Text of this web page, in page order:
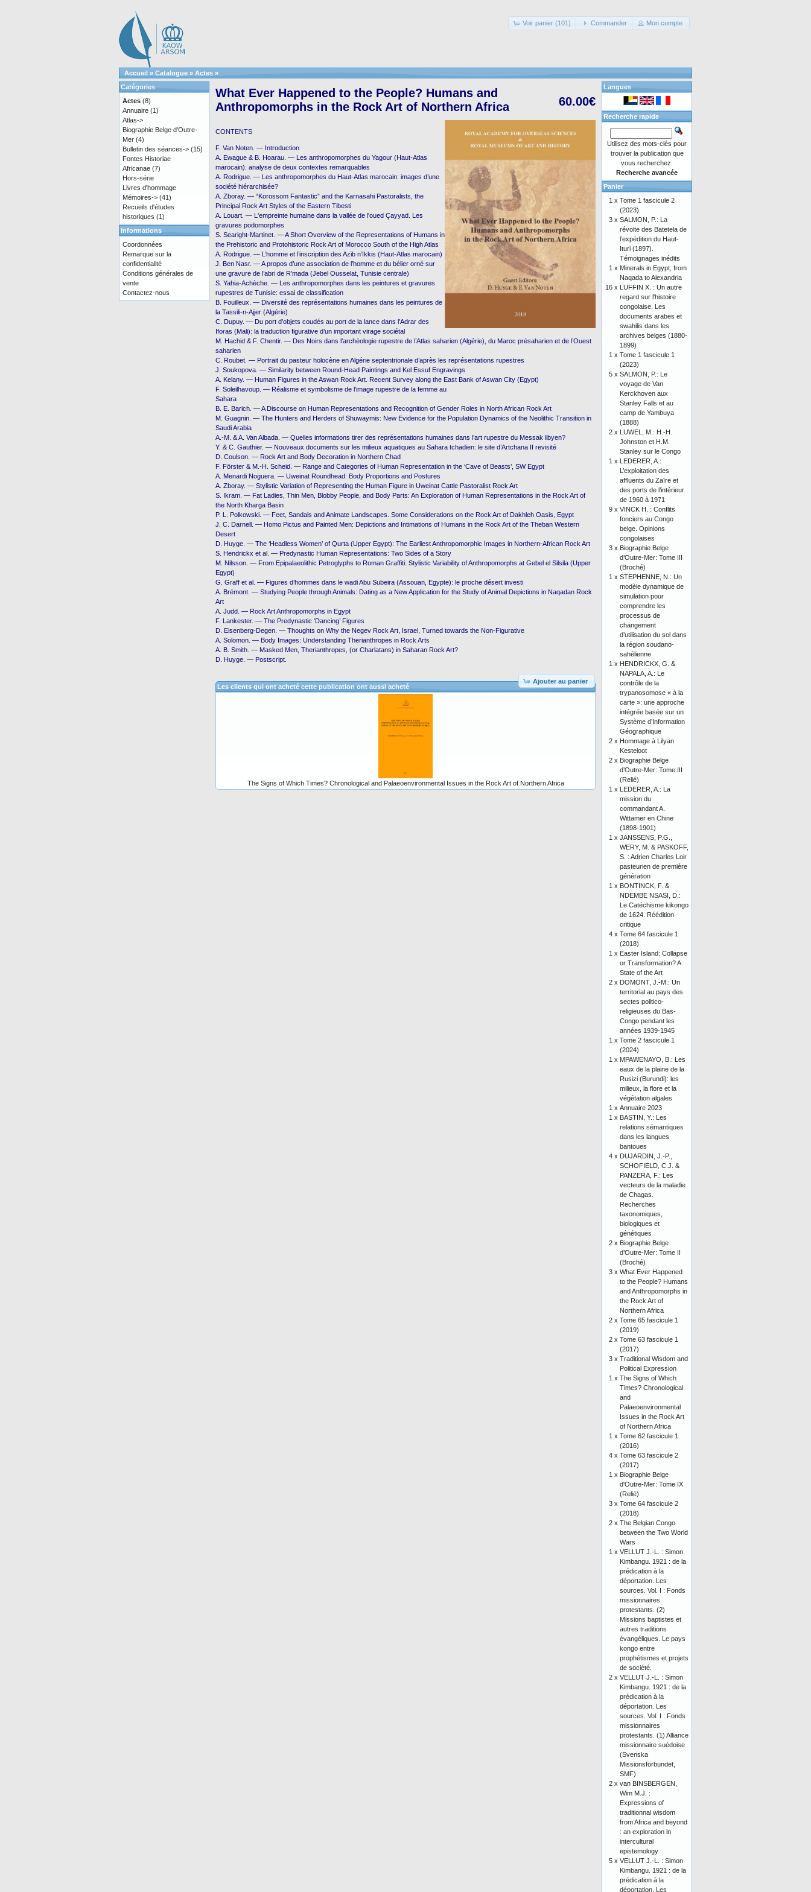
Voir panier (101) Commander Mon compte
Accueil » Catalogue » Actes »
60.00€
What Ever Happened to the People? Humans and
Anthropomorphs in the Rock Art of Northern Africa
CONTENTS
F. Van Noten. — Introduction
A. Ewague & B. Hoarau. — Les anthropomorphes du Yagour (Haut-Atlas
marocain): analyse de deux contextes remarquables
A. Rodrigue. — Les anthropomorphes du Haut-Atlas marocain: images d’une
société hiérarchisée?
A. Zboray. — “Korossom Fantastic” and the Karnasahi Pastoralists, the
Principal Rock Art Styles of the Eastern Tibesti
A. Louart. — L'empreinte humaine dans la vallée de l'oued Çayyad. Les
gravures podomorphes
S. Searight-Martinet. — A Short Overview of the Representations of Humans in
the Prehistoric and Protohistoric Rock Art of Morocco South of the High Atlas
A. Rodrigue. — L’homme et l’inscription des Azib n’Ikkis (Haut-Atlas marocain)
J. Ben Nasr. — A propos d’une association de l’homme et du bélier orné sur
une gravure de l’abri de R’mada (Jebel Ousselat, Tunisie centrale)
S. Yahia-Achèche. — Les anthropomorphes dans les peintures et gravures
rupestres de Tunisie: essai de classification
B. Fouilleux. — Diversité des représentations humaines dans les peintures de
la Tassili-n-Ajjer (Algérie)
C. Dupuy. — Du port d’objets coudés au port de la lance dans l’Adrar des
Iforas (Mali): la traduction figurative d’un important virage sociétal
M. Hachid & F. Chentir. — Des Noirs dans l’archéologie rupestre de l’Atlas saharien (Algérie), du Maroc présaharien et de l’Ouest
saharien
C. Roubet. — Portrait du pasteur holocène en Algérie septentrionale d’après les représentations rupestres
J. Soukopova. — Similarity between Round-Head Paintings and Kel Essuf Engravings
A. Kelany. — Human Figures in the Aswan Rock Art. Recent Survey along the East Bank of Aswan City (Egypt)
F. Soleilhavoup. — Réalisme et symbolisme de l’image rupestre de la femme au
Sahara
B. E. Barich. — A Discourse on Human Representations and Recognition of Gender Roles in North African Rock Art
M. Guagnin. — The Hunters and Herders of Shuwaymis: New Evidence for the Population Dynamics of the Neolithic Transition in
Saudi Arabia
A.-M. & A. Van Albada. — Quelles informations tirer des représentations humaines dans l’art rupestre du Messak libyen?
Y. & C. Gauthier. — Nouveaux documents sur les milieux aquatiques au Sahara tchadien: le site d’Artchana II revisité
D. Coulson. — Rock Art and Body Decoration in Northern Chad
F. Förster & M.-H. Scheid. — Range and Categories of Human Representation in the ‘Cave of Beasts’, SW Egypt
A. Menardi Noguera. — Uweinat Roundhead: Body Proportions and Postures
A. Zboray. — Stylistic Variation of Representing the Human Figure in Uweinat Cattle Pastoralist Rock Art
S. Ikram. — Fat Ladies, Thin Men, Blobby People, and Body Parts: An Exploration of Human Representations in the Rock Art of
the North Kharga Basin
P. L. Polkowski. — Feet, Sandals and Animate Landscapes. Some Considerations on the Rock Art of Dakhleh Oasis, Egypt
J. C. Darnell. — Homo Pictus and Painted Men: Depictions and Intimations of Humans in the Rock Art of the Theban Western
Desert
D. Huyge. — The ‘Headless Women’ of Qurta (Upper Egypt): The Earliest Anthropomorphic Images in Northern-African Rock Art
S. Hendrickx et al. — Predynastic Human Representations: Two Sides of a Story
M. Nilsson. — From Epipalaeolithic Petroglyphs to Roman Graffiti: Stylistic Variability of Anthropomorphs at Gebel el Silsila (Upper
Egypt)
G. Graff et al. — Figures d’hommes dans le wadi Abu Subeira (Assouan, Egypte): le proche désert investi
A. Brémont. — Studying People through Animals: Dating as a New Application for the Study of Animal Depictions in Naqadan Rock
Art
A. Judd. — Rock Art Anthropomorphs in Egypt
F. Lankester. — The Predynastic ‘Dancing’ Figures
D. Eisenberg-Degen. — Thoughts on Why the Negev Rock Art, Israel, Turned towards the Non-Figurative
A. Solomon. — Body Images: Understanding Therianthropes in Rock Arts
A. B. Smith. — Masked Men, Therianthropes, (or Charlatans) in Saharan Rock Art?
D. Huyge. — Postscript.
Ajouter au panier
Les clients qui ont acheté cette publication ont aussi acheté
The Signs of Which Times? Chronological and Palaeoenvironmental Issues in the Rock Art of Northern Africa
Catégories
Actes (8)
Annuaire (1)
Atlas->
Biographie Belge d'Outre-
Mer (4)
Bulletin des séances-> (15)
Fontes Historiae
Africanae (7)
Hors-série
Livres d'hommage
Mémoires-> (41)
Recueils d'études
historiques (1)
Informations
Coordonnées
Remarque sur la
confidentialité
Conditions générales de
vente
Contactez-nous
Langues
Recherche rapide
Utilisez des mots-clés pour
trouver la publication que
vous recherchez.
Recherche avancée
Panier
1 x Tome 1 fascicule 2
(2023)
3 x SALMON, P.: La
révolte des Batetela de
l’expédition du Haut-
Ituri (1897).
Témoignages inédits
1 x Minerals in Egypt, from
Naqada to Alexandria
16 x LUFFIN X. : Un autre
regard sur l'histoire
congolaise. Les
documents arabes et
swahilis dans les
archives belges (1880-
1899)
1 x Tome 1 fascicule 1
(2023)
5 x SALMON, P.: Le
voyage de Van
Kerckhoven aux
Stanley Falls et au
camp de Yambuya
(1888)
2 x LUWEL, M.: H.-H.
Johnston et H.M.
Stanley sur le Congo
1 x LEDERER, A.:
L’exploitation des
affluents du Zaïre et
des ports de l’intérieur
de 1960 à 1971
9 x VINCK H. : Conflits
fonciers au Congo
belge. Opinions
congolaises
3 x Biographie Belge
d’Outre-Mer: Tome III
(Broché)
1 x STEPHENNE, N.: Un
modèle dynamique de
simulation pour
comprendre les
processus de
changement
d’utilisation du sol dans
la région soudano-
sahélienne
1 x HENDRICKX, G. &
NAPALA, A.: Le
contrôle de la
trypanosomose « à la
carte »: une approche
intégrée basée sur un
Système d’Information
Géographique
2 x Hommage à Lilyan
Kesteloot
2 x Biographie Belge
d’Outre-Mer: Tome III
(Relié)
1 x LEDERER, A.: La
mission du
commandant A.
Wittamer en Chine
(1898-1901)
1 x JANSSENS, P.G.,
WERY, M. & PASKOFF,
S. : Adrien Charles Loir
pasteurien de première
génération
1 x BONTINCK, F. &
NDEMBE NSASI, D.:
Le Catéchisme kikongo
de 1624. Réédition
critique
4 x Tome 64 fascicule 1
(2018)
1 x Easter Island: Collapse
or Transformation? A
State of the Art
2 x DOMONT, J.-M.: Un
territorial au pays des
sectes politico-
religieuses du Bas-
Congo pendant les
années 1939-1945
1 x Tome 2 fascicule 1
(2024)
1 x MPAWENAYO, B.: Les
eaux de la plaine de la
Rusizi (Burundi): les
milieux, la flore et la
végétation algales
1 x Annuaire 2023
1 x BASTIN, Y.: Les
relations sémantiques
dans les langues
bantoues
4 x DUJARDIN, J.-P.,
SCHOFIELD, C.J. &
PANZERA, F.: Les
vecteurs de la maladie
de Chagas.
Recherches
taxonomiques,
biologiques et
génétiques
2 x Biographie Belge
d’Outre-Mer: Tome II
(Broché)
3 x What Ever Happened
to the People? Humans
and Anthropomorphs in
the Rock Art of
Northern Africa
2 x Tome 65 fascicule 1
(2019)
2 x Tome 63 fascicule 1
(2017)
3 x Traditional Wisdom and
Political Expression
1 x The Signs of Which
Times? Chronological
and
Palaeoenvironmental
Issues in the Rock Art
of Northern Africa
1 x Tome 62 fascicule 1
(2016)
4 x Tome 63 fascicule 2
(2017)
1 x Biographie Belge
d'Outre-Mer: Tome IX
(Relié)
3 x Tome 64 fascicule 2
(2018)
2 x The Belgian Congo
between the Two World
Wars
1 x VELLUT J.-L. : Simon
Kimbangu. 1921 : de la
prédication à la
déportation. Les
sources. Vol. I : Fonds
missionnaires
protestants. (2)
Missions baptistes et
autres traditions
évangéliques. Le pays
kongo entre
prophétismes et projets
de société.
2 x VELLUT J.-L. : Simon
Kimbangu. 1921 : de la
prédication à la
déportation. Les
sources. Vol. I : Fonds
missionnaires
protestants. (1) Alliance
missionnaire suédoise
(Svenska
Missionsförbundet,
SMF)
2 x van BINSBERGEN,
Wim M.J. :
Expressions of
traditionnal wisdom
from Africa and beyond
: an exploration in
intercultural
epistemology
5 x VELLUT J.-L. : Simon
Kimbangu. 1921 : de la
prédication à la
déportation. Les